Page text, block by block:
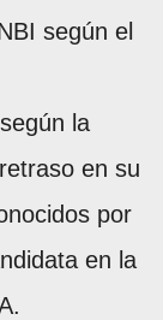
según el
la
en su
por
en la